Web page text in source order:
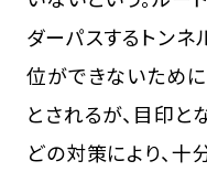
ダーパスするトンネ
位ができないため
とされるが、目印と
どの対策により、十